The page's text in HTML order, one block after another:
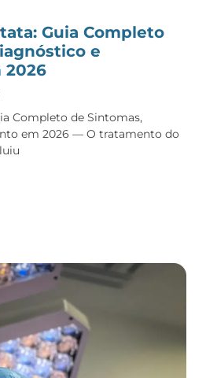
Guia Completo
e
2026
Completo de Sintomas,
em 2026 — O tratamento do